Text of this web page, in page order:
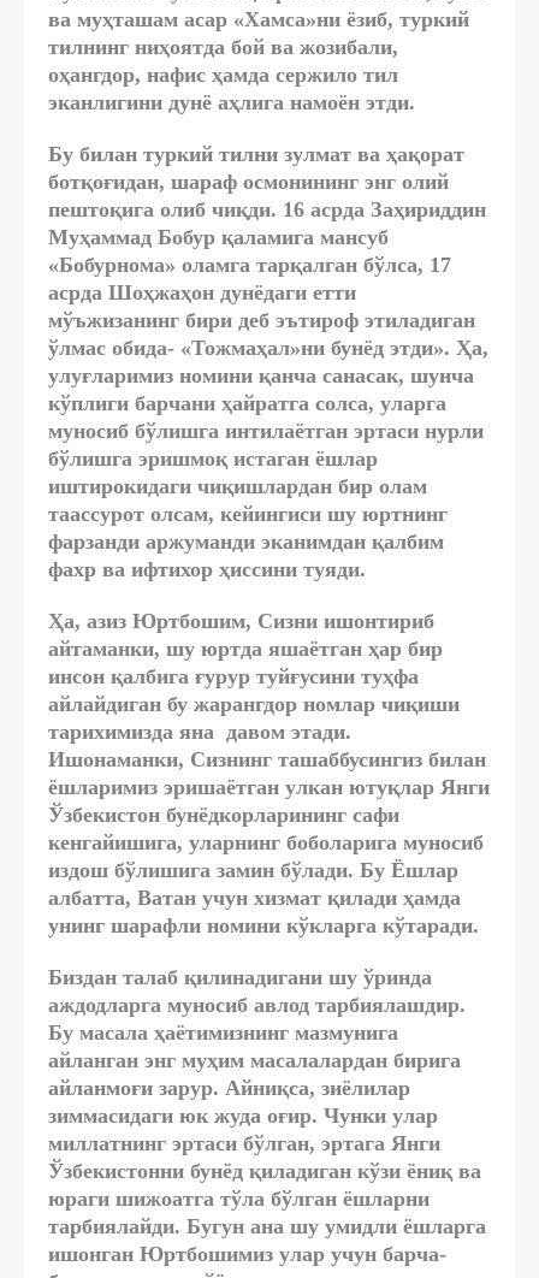
ва муҳташам асар «Хамса»ни ёзиб, туркий
тилнинг ниҳоятда бой ва жозибали,
оҳангдор, нафис ҳамда сержило тил
эканлигини дунё аҳлига намоён этди.
Бу билан туркий тилни зулмат ва ҳақорат
ботқоғидан, шараф осмонининг энг олий
пештоқига олиб чиқди. 16 асрда Заҳириддин
Муҳаммад Бобур қаламига мансуб
«Бобурнома» оламга тарқалган бўлса, 17
асрда Шоҳжаҳон дунёдаги етти
мўъжизанинг бири деб эътироф этиладиган
ўлмас обида- «Тожмаҳал»ни бунёд этди». Ҳа,
улуғларимиз номини қанча санасак, шунча
кўплиги барчани ҳайратга солса, уларга
муносиб бўлишга интилаётган эртаси нурли
бўлишга эришмоқ истаган ёшлар
иштирокидаги чиқишлардан бир олам
таассурот олсам, кейингиси шу юртнинг
фарзанди аржуманди эканимдан қалбим
фахр ва ифтихор ҳиссини туяди.
Ҳа, азиз Юртбошим, Сизни ишонтириб
айтаманки, шу юртда яшаётган ҳар бир
инсон қалбига ғурур туйғусини туҳфа
айлайдиган бу жарангдор номлар чиқиши
тарихимизда яна давом этади.
Ишонаманки, Сизнинг ташаббусингиз билан
ёшларимиз эришаётган улкан ютуқлар Янги
Ўзбекистон бунёдкорларининг сафи
кенгайишига, уларнинг боболарига муносиб
издош бўлишига замин бўлади. Бу Ёшлар
албатта, Ватан учун хизмат қилади ҳамда
унинг шарафли номини кўкларга кўтаради.
Биздан талаб қилинадигани шу ўринда
аждодларга муносиб авлод тарбиялашдир.
Бу масала ҳаётимизнинг мазмунига
айланган энг муҳим масалалардан бирига
айланмоғи зарур. Айниқса, зиёлилар
зиммасидаги юк жуда оғир. Чунки улар
миллатнинг эртаси бўлган, эртага Янги
Ўзбекистонни бунёд қиладиган кўзи ёниқ ва
юраги шижоатга тўла бўлган ёшларни
тарбиялайди. Бугун ана шу умидли ёшларга
ишонган Юртбошимиз улар учун барча-